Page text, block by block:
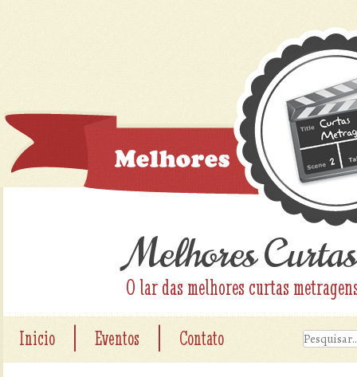
Melhores Curtas
O lar das melhores curtas
Inicio Eventos Contato